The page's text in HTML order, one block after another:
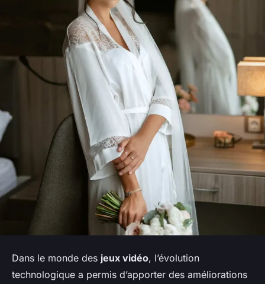
Dans le monde des jeux vidéo, l’évolution
technologique a permis d’apporter des améliorations